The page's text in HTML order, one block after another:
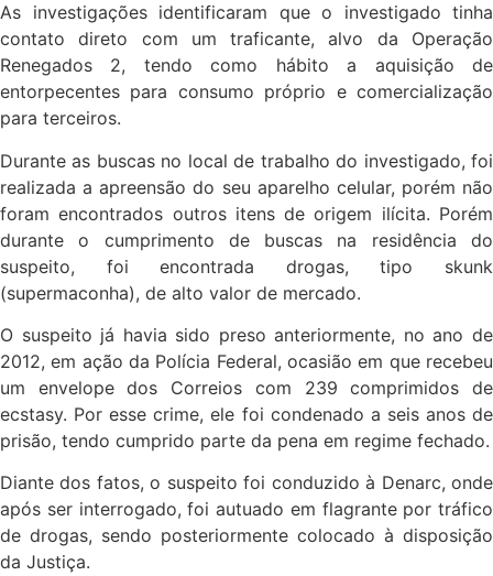
As investigações identificaram que o investigado tinha
contato direto com um traficante, alvo da Operação
Renegados 2, tendo como hábito a aquisição de
entorpecentes para consumo próprio e comercialização
para terceiros.
Durante as buscas no local de trabalho do investigado, foi
realizada a apreensão do seu aparelho celular, porém não
foram encontrados outros itens de origem ilícita. Porém
durante o cumprimento de buscas na residência do
suspeito, foi encontrada drogas, tipo skunk
(supermaconha), de alto valor de mercado.
O suspeito já havia sido preso anteriormente, no ano de
2012, em ação da Polícia Federal, ocasião em que recebeu
um envelope dos Correios com 239 comprimidos de
ecstasy. Por esse crime, ele foi condenado a seis anos de
prisão, tendo cumprido parte da pena em regime fechado.
Diante dos fatos, o suspeito foi conduzido à Denarc, onde
após ser interrogado, foi autuado em flagrante por tráfico
de drogas, sendo posteriormente colocado à disposição
da Justiça.